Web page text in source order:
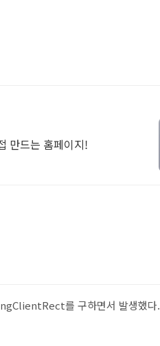
만드는 홈페이지!
를 구하면서 발생했다.